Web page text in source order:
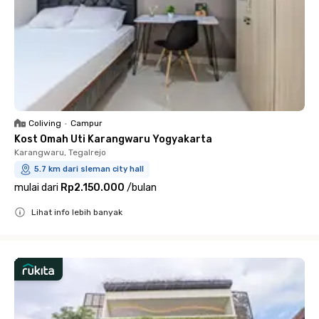
Coliving • Campur
Kost Omah Uti Karangwaru Yogyakarta
Karangwaru, Tegalrejo
5.7 km dari sleman city hall
mulai dari Rp2.150.000 /bulan
Lihat info lebih banyak